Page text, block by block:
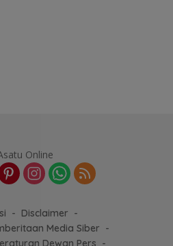
Disclaimer
Media Siber
Dewan Pers